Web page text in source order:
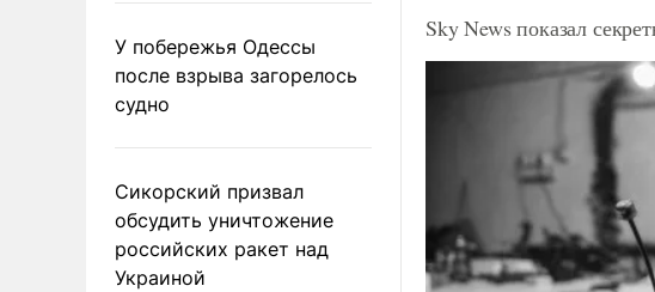
У побережья Одессы
после взрыва загорелось
судно
Сикорский призвал
обсудить уничтожение
российских ракет над
Украиной
Sky News показал